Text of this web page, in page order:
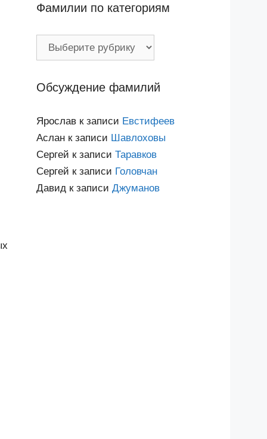
Фамилии по категориям
Обсуждение фамилий
Ярослав к записи Евстифеев
Аслан к записи Шавлоховы
Сергей к записи Таравков
Сергей к записи Головчан
Давид к записи Джуманов